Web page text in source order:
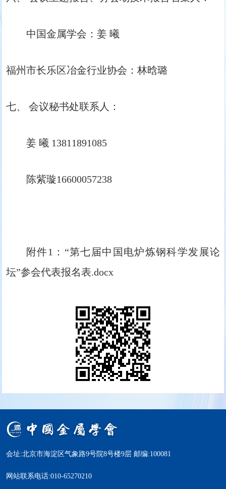
中国金属学会：姜 曦
福州市长乐区冶金行业协会：林晗璐
七、 会议秘书处联系人：
姜 曦 13811891085
陈紫璇16600057238
附件1：“第七届中国电炉炼钢科学发展论
坛”参会代表报名表.docx
会址:北京市海淀区气象路9号院8号楼9层 邮编:100081
网站联系电话:010-65270210